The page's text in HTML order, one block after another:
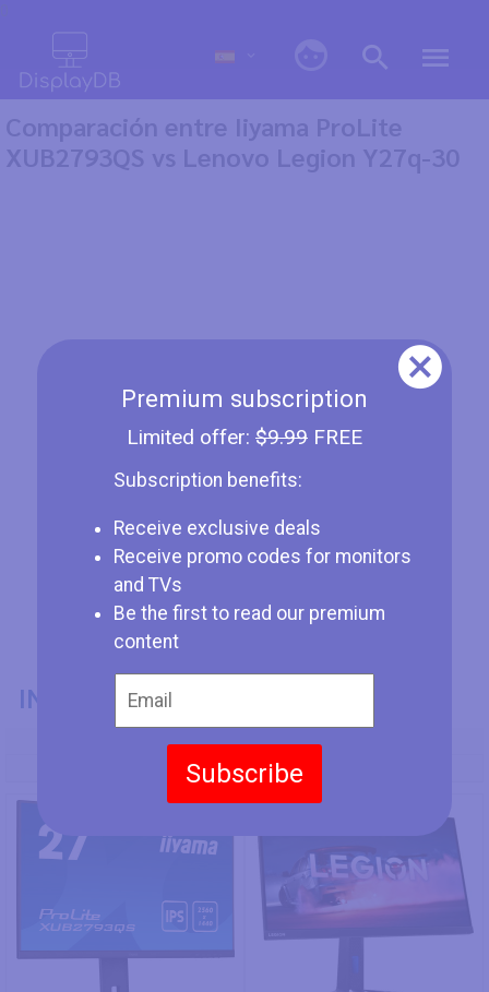
Premium subscription
Limited offer: $9.99FREE
Subscription benefits:
Receive exclusive deals
Receive promo codes for monitors
and TVs
Be the first to read our premium
content
Subscribe
Comparación entre Iiyama ProLite
XUB2793QS vs Lenovo Legion Y27q-30
INFORMACIÓN GENERAL
Modelo
Iiyama ProLite XUB2793QS
Lenovo Legion Y27q-30